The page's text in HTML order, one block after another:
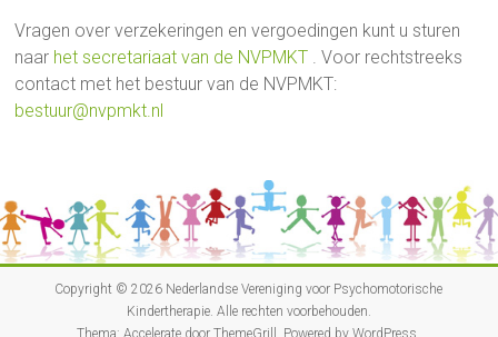
Vragen over verzekeringen en vergoedingen kunt u sturen
naar het secretariaat van de NVPMKT . Voor rechtstreeks
contact met het bestuur van de NVPMKT:
bestuur@nvpmkt.nl
Copyright © 2026 Nederlandse Vereniging voor Psychomotorische
Kindertherapie. Alle rechten voorbehouden.
Thema:Accelerate door ThemeGrill. Powered byWordPress